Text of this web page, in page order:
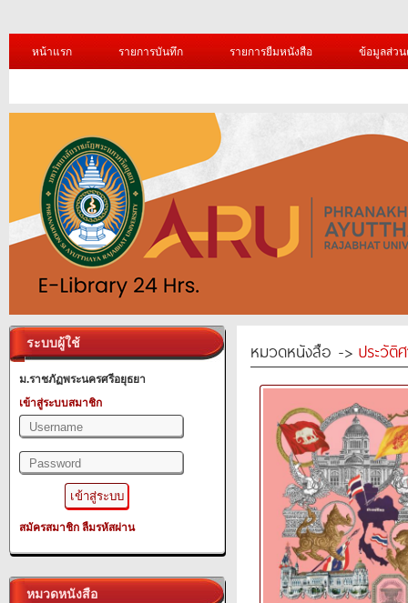
หน้าแรก รายการบันทึก รายการยืมหนังสือ ข้อมูลส่ว
ระบบผู้ใช้
ม.ราชภัฏพระนครศรีอยุธยา
เข้าสู่ระบบสมาชิก
สมัครสมาชิก ลืมรหัสผ่าน
หมวดหนังสือ
หมวดหนังสือ -> ประวัติ